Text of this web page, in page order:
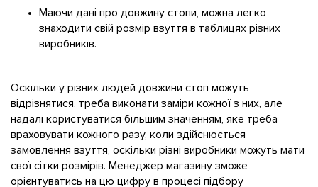
Маючи дані про довжину стопи, можна легко
знаходити свій розмір взуття в таблицях різних
виробників.
Оскільки у різних людей довжини стоп можуть
відрізнятися, треба виконати заміри кожної з них, але
надалі користуватися більшим значенням, яке треба
враховувати кожного разу, коли здійснюється
замовлення взуття, оскільки різні виробники можуть мати
свої сітки розмірів. Менеджер магазину зможе
орієнтуватись на цю цифру в процесі підбору